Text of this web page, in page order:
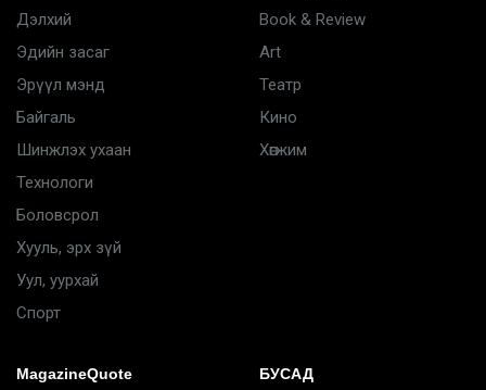
Дэлхий
Эдийн засаг
Эрүүл мэнд
Байгаль
Шинжлэх ухаан
Технологи
Боловсрол
Хууль, эрх зүй
Уул, уурхай
Спорт
Book & Review
Art
Театр
Кино
Хөгжим
MagazineQuote БУСАД